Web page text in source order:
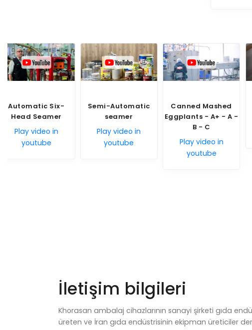
Semi-Automatic
seamer
Play video in
youtube
Canned Mashed
Eggplants - A+ - A -
B - C
Play video in
NMC
Play video in
youtube
İletişim bilgileri
Khorasan ambalaj cihazlarının sanayi şirketi gıda
üreten ve İran gıda endüstrisinin ekipman üreticiler